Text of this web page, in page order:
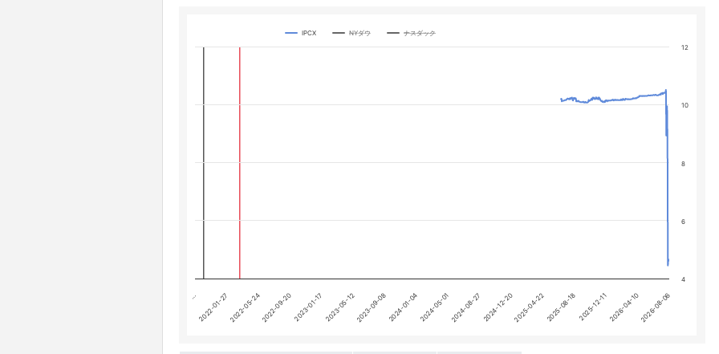
Chart
IPCX NYダウ ナスダック
… 2022-01-27 2022-05-242022-09-20 2023-01-17 2023-05-122023-09-082024-01-042024-05-012024-08-27 2024-12-202025-04-222025-08-18 2025-12-11 2026-04-102026-08-06
4
6
8
10
12